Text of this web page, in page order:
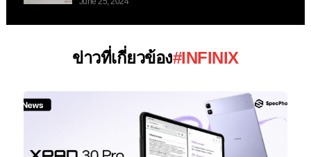
12,999 บาทเท่านั้น
ข่าวที่เกี่ยวข้อง#INFINIX